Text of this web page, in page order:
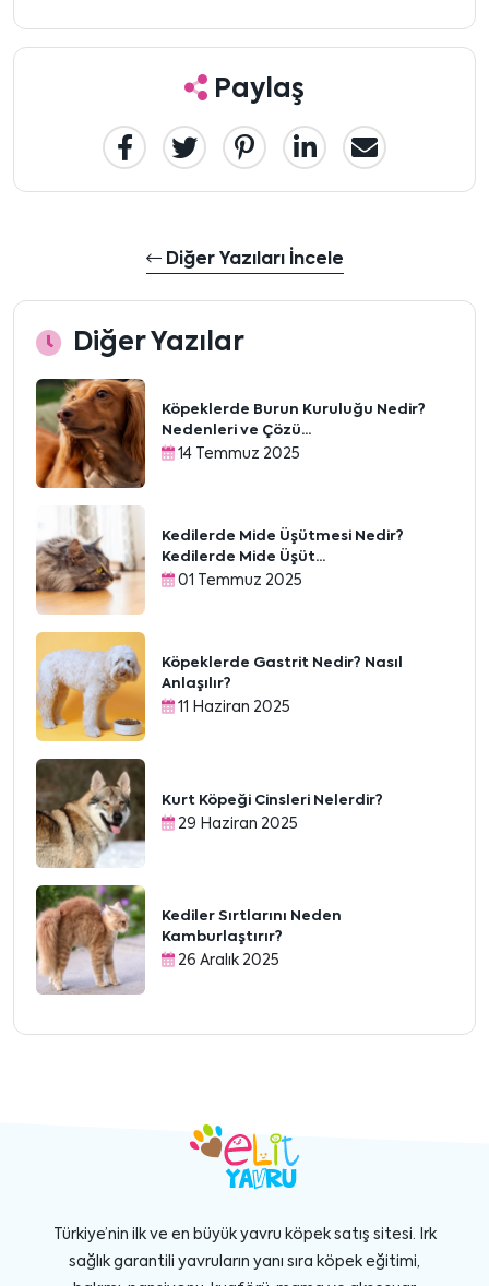
Paylaş
Diğer Yazıları İncele
Diğer Yazılar
Köpeklerde Burun Kuruluğu Nedir?
Nedenleri ve Çözü...
14 Temmuz 2025
Kedilerde Mide Üşütmesi Nedir?
Kedilerde Mide Üşüt...
01 Temmuz 2025
Köpeklerde Gastrit Nedir? Nasıl
Anlaşılır?
11 Haziran 2025
Kurt Köpeği Cinsleri Nelerdir?
29 Haziran 2025
Kediler Sırtlarını Neden
Kamburlaştırır?
26 Aralık 2025
Türkiye’nin ilk ve en büyük yavru köpek satış sitesi. Irk
sağlık garantili yavruların yanı sıra köpek eğitimi,